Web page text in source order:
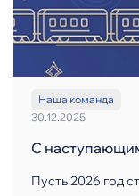
30.12.2025
Наша команда
С
Пусть 2026 год